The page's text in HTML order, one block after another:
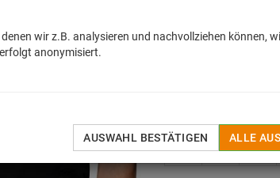
18,50 €
S M L
wir z.B. analysieren und nachvollziehen können,
anonymisiert.
AUSWAHL BESTÄTIGEN
ALLE